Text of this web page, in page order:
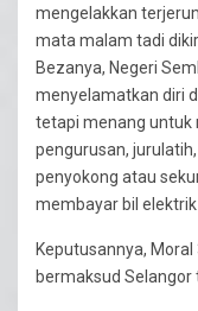
mengelakkan
mata malam tadi
Bezanya, Negeri
menyelamatkan diri
tetapi menang untuk
pengurusan,
penyokong atau
membayar bil
Keputusannya,
bermaksud Selangor